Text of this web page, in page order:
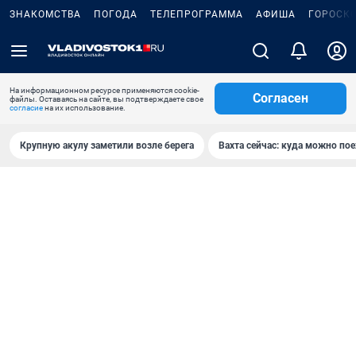
ЗНАКОМСТВА ПОГОДА ТЕЛЕПРОГРАММА АФИША
На информационном ресурсе применяются cookie-
файлы. Оставаясь на сайте, вы подтверждаете свое
согласиена их использование.
Согласен
Крупную акулу заметили возле берега Вахта сейчас: куда можно